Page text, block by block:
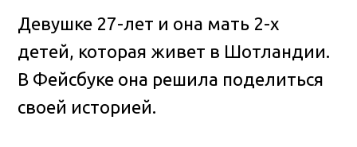
Девушке 27-лет и она мать 2-х
детей, которая живет в Шотландии.
В Фейсбуке она решила поделиться
своей историей.